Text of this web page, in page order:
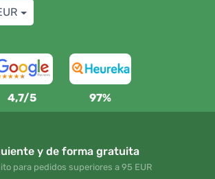
4,7/5 97%
y de forma gratuita
para pedidos superiores a 95 EUR